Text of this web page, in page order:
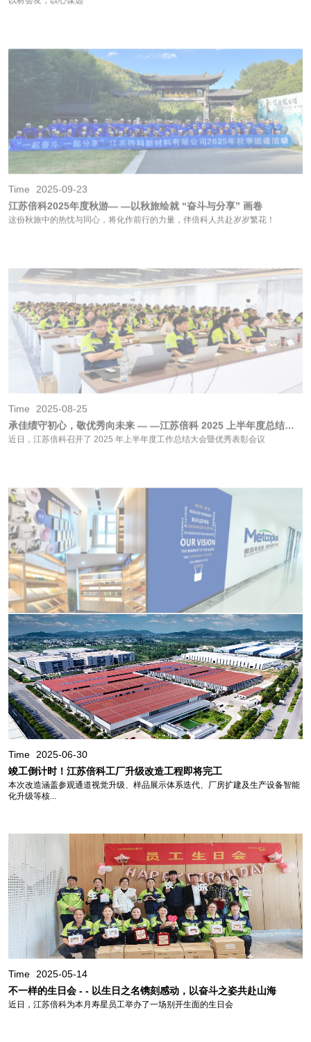
江苏倍科2025年度秋游— —以秋旅绘就 “奋斗与分享” 画卷
这份秋旅中的热忱与同心，将化作前行的力量，伴倍科人共赴岁岁繁花！
Time 2025-08-25
承佳绩守初心，敬优秀向未来 — —江苏倍科 2025 上半年度总结表彰大会落幕
近日，江苏倍科召开了 2025 年上半年度工作总结大会暨优秀表彰会议
Time 2025-07-31
张家港办公中心样品焕新：规模化生产+定制化服务，全色系调色轻松实现
全色系调色一站达成
Time
2025-06-30
竣工倒计时！江苏倍科工厂升级改造工程即将完工
本次改造涵盖参观通道视觉升级、样品展示体系迭代、厂房扩建及生产设备智能
化升级等核...
Time
2025-05-14
不一样的生日会 - - 以生日之名镌刻感动，以奋斗之姿共赴山海
近日，江苏倍科为本月寿星员工举办了一场别开生面的生日会